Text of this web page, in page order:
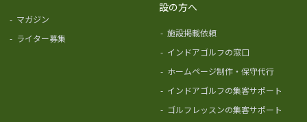
- マガジン
- ライター募集
設の方へ
- 施設掲載依頼
- インドアゴルフの窓口
- ホームページ制作・保守代行
- インドアゴルフの集客サポート
- ゴルフレッスンの集客サポート